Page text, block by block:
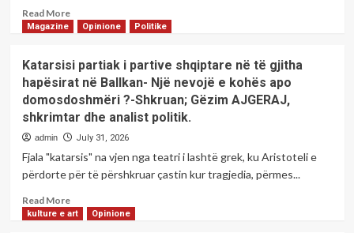
Read MoreRead
more
ËSHTË
FUNDI
I
BOTËS
!
Shkruan:
Behxhet
SHALA
–
Magazine Opinione Politike
Katarsisi partiak i partive shqiptare në të gjitha
hapësirat në Ballkan- Një nevojë e kohës apo
domosdoshmëri ?-Shkruan; Gëzim AJGERAJ,
shkrimtar dhe analist politik.
admin July 31, 2026
Fjala "katarsis" na vjen nga teatri i lashtë grek, ku Aristoteli e
përdorte për të përshkruar çastin kur tragjedia, përmes...
Read MoreRead
more
kulture e art Opinione